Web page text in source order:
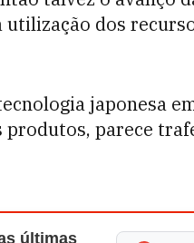
dos
japonesa
parece
últimas